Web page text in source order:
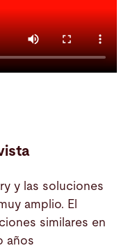
y las soluciones
amplio. El
similares en
años